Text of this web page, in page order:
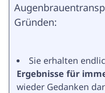
Gründen:
Sie erhalten
Ergebnisse für
wieder Gedanken